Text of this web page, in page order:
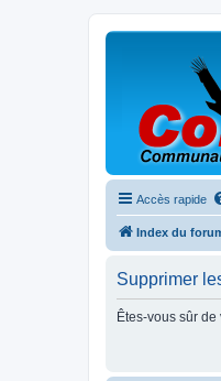
Accès rapide
Index du
Supprimer
Êtes-vous sûr